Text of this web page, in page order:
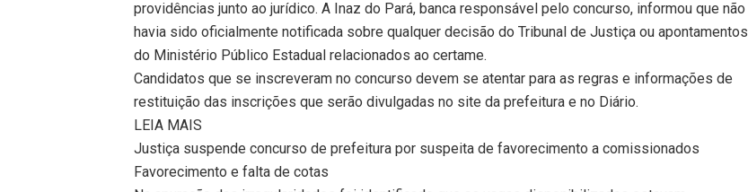
providências junto ao jurídico. A Inaz do Pará, banca responsável pelo concurso, informou que não
havia sido oficialmente notificada sobre qualquer decisão do Tribunal de Justiça ou apontamentos
do Ministério Público Estadual relacionados ao certame.
Candidatos que se inscreveram no concurso devem se atentar para as regras e informações de
restituição das inscrições que serão divulgadas no site da prefeitura e no Diário.
LEIA MAIS
Justiça suspende concurso de prefeitura por suspeita de favorecimento a comissionados
Favorecimento e falta de cotas